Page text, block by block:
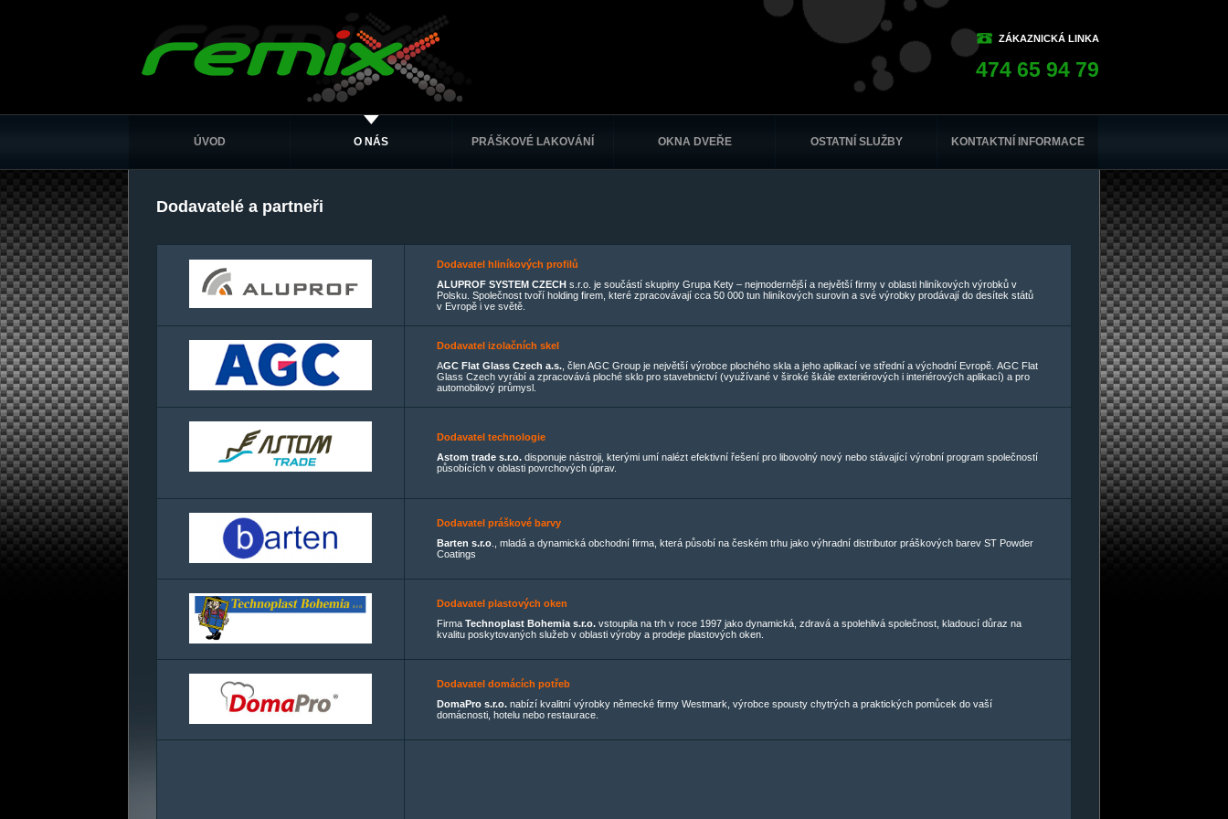
Dodavatelé a partneři
Dodavatel hliníkových profilů
ALUPROF SYSTEM CZECH s.r.o. je součástí skupiny Grupa Kety – nejmodernější a největší firmy v oblasti hliníkových výrobků v
Polsku. Společnost tvoří holding firem, které zpracovávají cca 50 000 tun hliníkových surovin a své výrobky prodávají do desítek států
v Evropě i ve světě.
Dodavatel izolačních skel
AGC Flat Glass Czech a.s. , člen AGC Group je největší výrobce plochého skla a jeho aplikací ve střední a východní Evropě. AGC Flat
Glass Czech vyrábí a zpracovává ploché sklo pro stavebnictví (využívané v široké škále exteriérových i interiérových aplikací) a pro
automobilový průmysl.
Dodavatel technologie
Astom trade s.r.o. disponuje nástroji, kterými umí nalézt efektivní řešení pro libovolný nový nebo stávající výrobní program společností
působících v oblasti povrchových úprav.
Dodavatel práškové barvy
Barten s.r.o ., mladá a dynamická obchodní firma, která působí na českém trhu jako výhradní distributor práškových barev ST Powder
Coatings
Dodavatel plastových oken
Firma Technoplast Bohemia s.r.o. vstoupila na trh v roce 1997 jako dynamická, zdravá a spolehlivá společnost, kladoucí důraz na
kvalitu poskytovaných služeb v oblasti výroby a prodeje plastových oken.
Dodavatel domácích potřeb
DomaPro s.r.o. nabízí kvalitní výrobky německé firmy Westmark, výrobce spousty chytrých a praktických pomůcek do vaší
domácnosti, hotelu nebo restaurace.
ZÁKAZNICKÁ LINKA
474 65 94 79
ÚVOD O NÁS PRÁŠKOVÉ LAKOVÁNÍ OKNA DVEŘE OSTATNÍ SLUŽBY KONTAKTNÍ INFORMACE